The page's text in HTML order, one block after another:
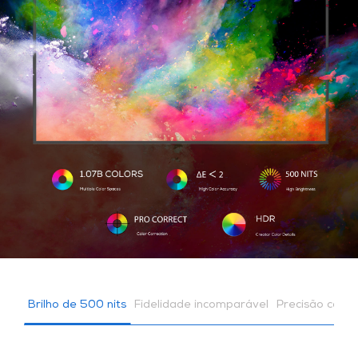
Brilho de 500 nits Fidelidade incomparável Precisão